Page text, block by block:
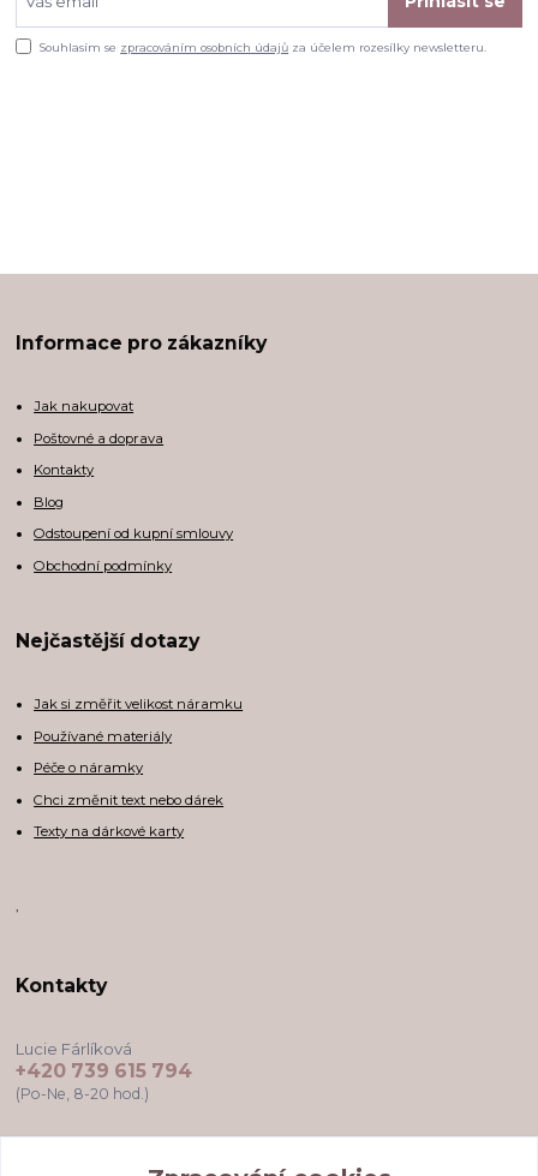
Souhlasím se zpracováním osobních údajů za účelem rozesílky newsletteru.
Informace pro zákazníky
Jak nakupovat
Poštovné a doprava
Kontakty
Blog
Odstoupení od kupní smlouvy
Obchodní podmínky
Nejčastější dotazy
Jak si změřit velikost náramku
Používané materiály
Péče o náramky
Chci změnit text nebo dárek
Texty na dárkové karty
,
Kontakty
Lucie Fárlíková
+420 739 615 794
(Po-Ne, 8-20 hod.)